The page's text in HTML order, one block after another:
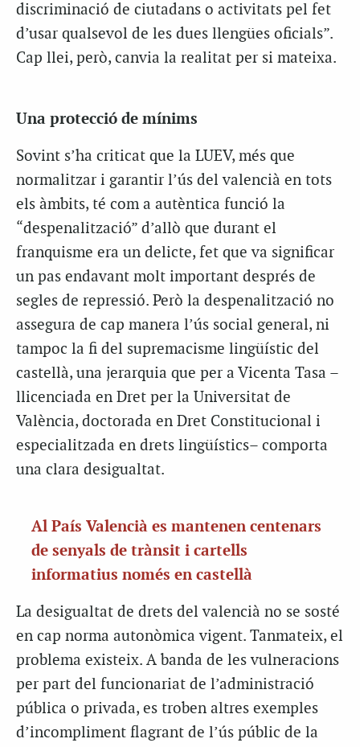
discriminació de ciutadans o activitats pel fet
d’usar qualsevol de les dues llengües oficials”.
Cap llei, però, canvia la realitat per si mateixa.
Una protecció de mínims
Sovint s’ha criticat que la LUEV, més que
normalitzar i garantir l’ús del valencià en tots
els àmbits, té com a autèntica funció la
“despenalització” d’allò que durant el
franquisme era un delicte, fet que va significar
un pas endavant molt important després de
segles de repressió. Però la despenalització no
assegura de cap manera l’ús social general, ni
tampoc la fi del supremacisme lingüístic del
castellà, una jerarquia que per a Vicenta Tasa –
llicenciada en Dret per la Universitat de
València, doctorada en Dret Constitucional i
especialitzada en drets lingüístics– comporta
una clara desigualtat.
Al País Valencià es mantenen centenars
de senyals de trànsit i cartells
informatius només en castellà
La desigualtat de drets del valencià no se sosté
en cap norma autonòmica vigent. Tanmateix, el
problema existeix. A banda de les vulneracions
per part del funcionariat de l’administració
pública o privada, es troben altres exemples
d’incompliment flagrant de l’ús públic de la